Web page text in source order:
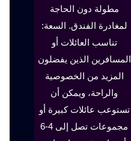
مطولة دون الحاجة
لمغادرة الفندق. السعة:
تناسب العائلات أو
المسافرين الذين يفضلون
المزيد من الخصوصية
والراحة، ويمكن أن
تستوعب عائلات كبيرة أو
مجموعات تصل إلى 4-6